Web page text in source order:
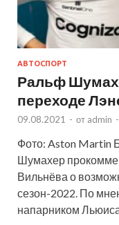
АВТОСПОРТ
Ральф
переходе
09.08.2021 - от admin -
Фото: Aston Martin
Шумахер
Вильнёва о
сезон-2022. По
напарником